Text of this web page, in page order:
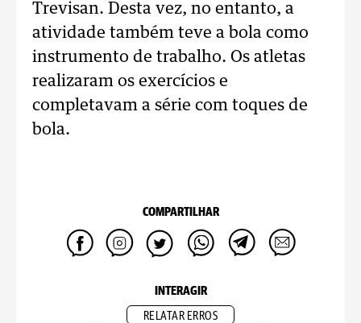
Trevisan. Desta vez, no entanto, a
atividade também teve a bola como
instrumento de trabalho. Os atletas
realizaram os exercícios e
completavam a série com toques de
bola.
COMPARTILHAR
INTERAGIR
RELATAR ERROS